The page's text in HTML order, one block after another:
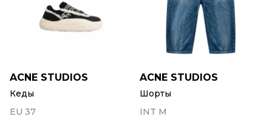
ACNE STUDIOS
Кеды
EU 37
ACNE STUDIOS
Шорты
INT M